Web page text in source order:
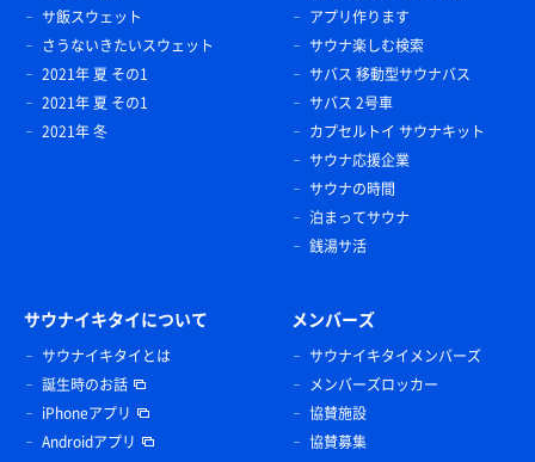
サ飯スウェット
さうないきたいスウェット
2021年 夏 その1
2021年 夏 その1
2021年 冬
アプリ作ります
サウナ楽しむ検索
サバス 移動型サウナバス
サバス 2号車
カプセルトイ サウナキット
サウナ応援企業
サウナの時間
泊まってサウナ
銭湯サ活
サウナイキタイについて
サウナイキタイとは
誕生時のお話
iPhoneアプリ
Androidアプリ
メンバーズ
サウナイキタイメンバーズ
メンバーズロッカー
協賛施設
協賛募集